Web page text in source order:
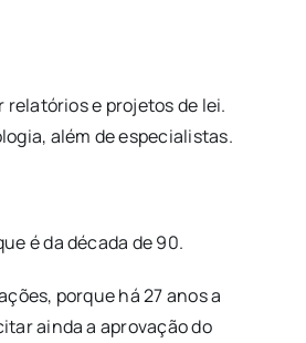
relatórios e projetos de lei.
além de especialistas.
é da década de 90.
porque há 27 anos a
ainda a aprovação do